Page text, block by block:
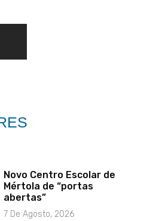
Novo Centro Escolar de
Mértola de “portas
abertas”
7 De Agosto, 2026